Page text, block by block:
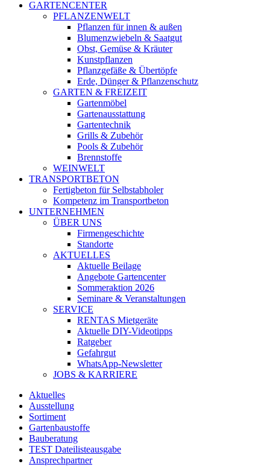
GARTENCENTER
PFLANZENWELT
Pflanzen für innen & außen
Blumenzwiebeln & Saatgut
Obst, Gemüse & Kräuter
Kunstpflanzen
Pflanzgefäße & Übertöpfe
Erde, Dünger & Pflanzenschutz
GARTEN & FREIZEIT
Gartenmöbel
Gartenausstattung
Gartentechnik
Grills & Zubehör
Pools & Zubehör
Brennstoffe
WEINWELT
TRANSPORTBETON
Fertigbeton für Selbstabholer
Kompetenz im Transportbeton
UNTERNEHMEN
ÜBER UNS
Firmengeschichte
Standorte
AKTUELLES
Aktuelle Beilage
Angebote Gartencenter
Sommeraktion 2026
Seminare & Veranstaltungen
SERVICE
RENTAS Mietgeräte
Aktuelle DIY-Videotipps
Ratgeber
Gefahrgut
WhatsApp-Newsletter
JOBS & KARRIERE
Aktuelles
Ausstellung
Sortiment
Gartenbaustoffe
Bauberatung
TEST Dateilisteausgabe
Ansprechpartner